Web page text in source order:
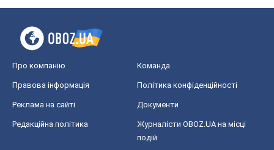
Про компанію Команда
Правова інформація Політика конфіденційності
Реклама на сайті Документи
Редакційна політика
Журналісти OBOZ.UA на місці
подій